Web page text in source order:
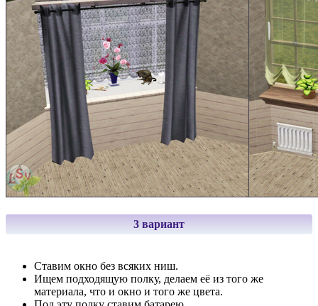
3 вариант
Ставим окно без всяких ниш.
Ищем подходящую полку, делаем её из того же
материала, что и окно и того же цвета.